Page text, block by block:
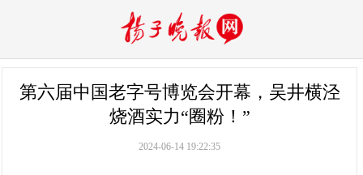
第六届中国老字号博览会开幕，吴井横泾
烧酒实力“圈粉！”
2024-06-14 19:22:35